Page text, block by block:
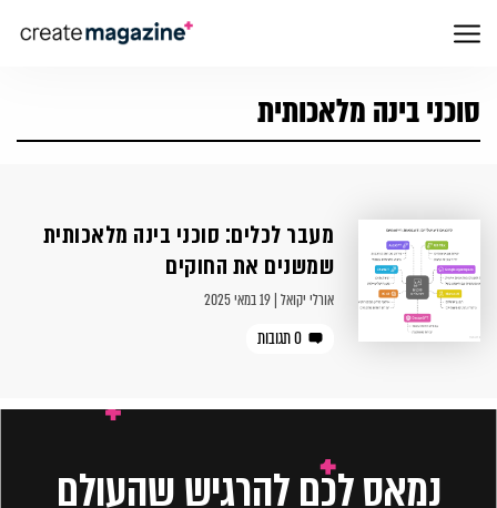
סוכני בינה מלאכותית
מעבר לכלים: סוכני בינה מלאכותית
שמשנים את החוקים
אורלי יקואל | 19 במאי 2025
0 תגובות
נמאס לכם להרגיש שהעולם